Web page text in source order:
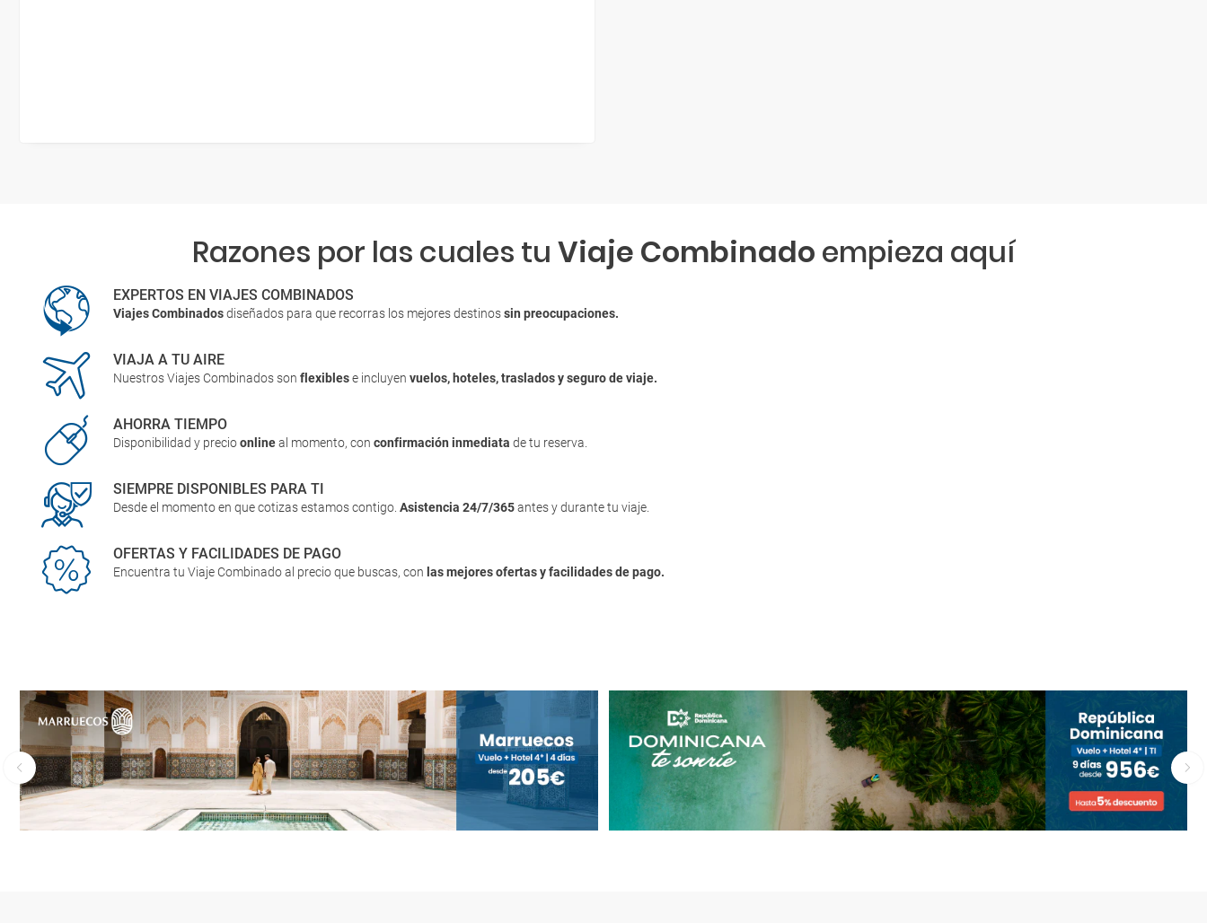
Razones por las cuales tu Viaje Combinado empieza aquí
EXPERTOS EN VIAJES COMBINADOS
Viajes Combinadosdiseñados para que recorras los mejores destinossin preocupaciones.
VIAJA A TU AIRE
Nuestros Viajes Combinados sonflexiblese incluyenvuelos, hoteles, traslados y seguro de viaje.
AHORRA TIEMPO
Disponibilidad y precioonlineal momento, conconfirmación inmediatade tu reserva.
SIEMPRE DISPONIBLES PARA TI
Desde el momento en que cotizas estamos contigo.Asistencia 24/7/365antes y durante tu viaje.
OFERTAS Y FACILIDADES DE PAGO
Encuentra tu Viaje Combinado al precio que buscas, con las mejores ofertas y facilidades de pago.